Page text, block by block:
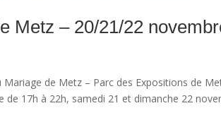
Metz – 20/21/22
de Metz – Parc des Expositions de
de 17h à 22h, samedi 21 et dimanche 22